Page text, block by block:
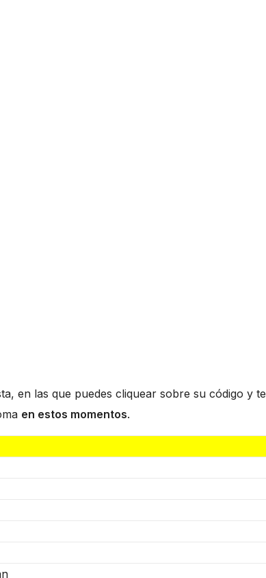
en las que puedes cliquear sobre su código y te
en estos momentos.